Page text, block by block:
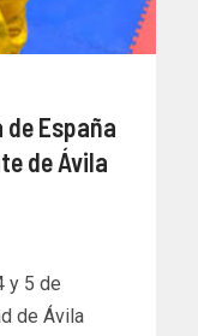
España
de Ávila
y 5 de
de Ávila